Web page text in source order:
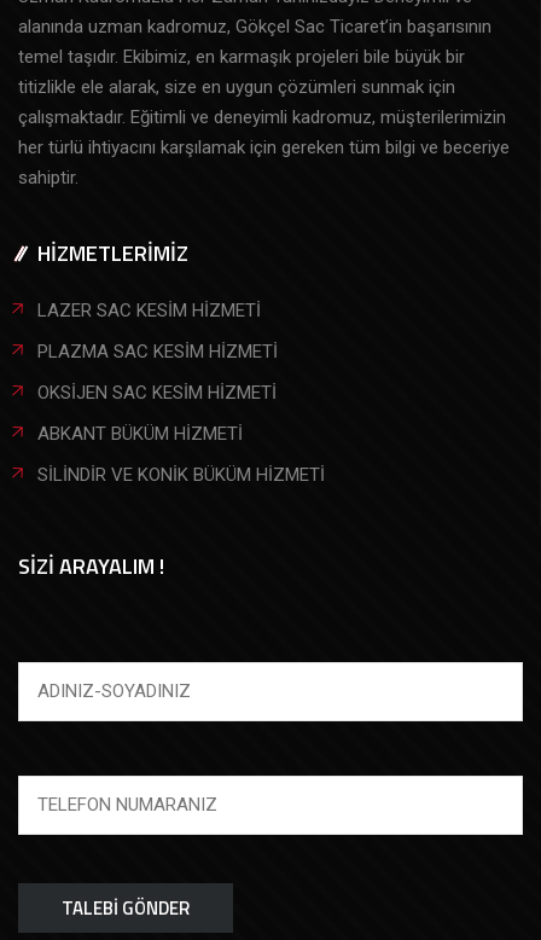
alanında uzman kadromuz, Gökçel Sac Ticaret’in başarısının
temel taşıdır. Ekibimiz, en karmaşık projeleri bile büyük bir
titizlikle ele alarak, size en uygun çözümleri sunmak için
çalışmaktadır. Eğitimli ve deneyimli kadromuz, müşterilerimizin
her türlü ihtiyacını karşılamak için gereken tüm bilgi ve beceriye
sahiptir.
HİZMETLERİMİZ
LAZER SAC KESİM HİZMETİ
PLAZMA SAC KESİM HİZMETİ
OKSİJEN SAC KESİM HİZMETİ
ABKANT BÜKÜM HİZMETİ
SİLİNDİR VE KONİK BÜKÜM HİZMETİ
SİZİ ARAYALIM !